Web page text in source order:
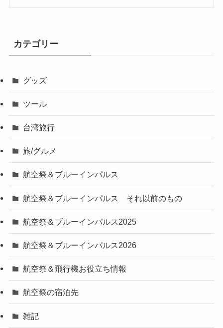
カテゴリー
グッズ
ツール
台湾旅行
旅/グルメ
航空祭＆ブルーインパルス
航空祭＆ブルーインパルス それ以前のもの
航空祭＆ブルーインパルス2025
航空祭＆ブルーインパルス2026
航空祭＆飛行機お役立ち情報
航空祭の宿泊先
雑記